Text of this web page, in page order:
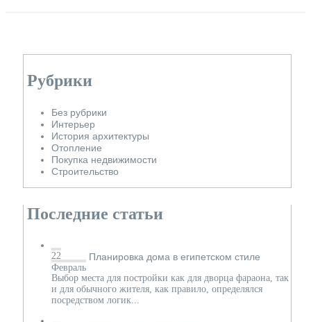
Рубрики
Без рубрики
Интерьер
История архитектуры
Отопление
Покупка недвижимости
Строительство
Последние статьи
22
Февраль
Планировка дома в египетском стиле
Выбор места для постройки как для дворца фараона, так
и для обычного жителя, как правило, определялся
посредством логик...